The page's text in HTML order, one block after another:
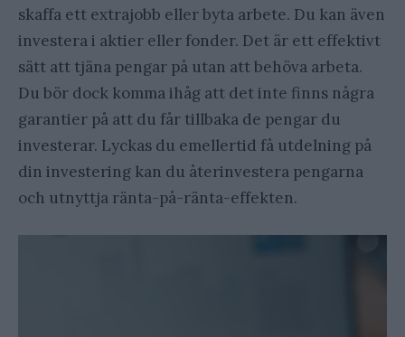
skaffa ett extrajobb eller byta arbete. Du kan även
investera i aktier eller fonder. Det är ett effektivt
sätt att tjäna pengar på utan att behöva arbeta.
Du bör dock komma ihåg att det inte finns några
garantier på att du får tillbaka de pengar du
investerar. Lyckas du emellertid få utdelning på
din investering kan du återinvestera pengarna
och utnyttja ränta-på-ränta-effekten.